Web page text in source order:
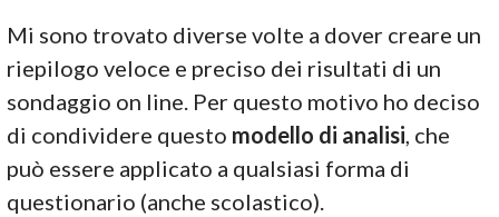
Mi sono trovato diverse volte a dover creare un
riepilogo veloce e preciso dei risultati di un
sondaggio on line. Per questo motivo ho deciso
di condividere questo modello di analisi, che
può essere applicato a qualsiasi forma di
questionario (anche scolastico).